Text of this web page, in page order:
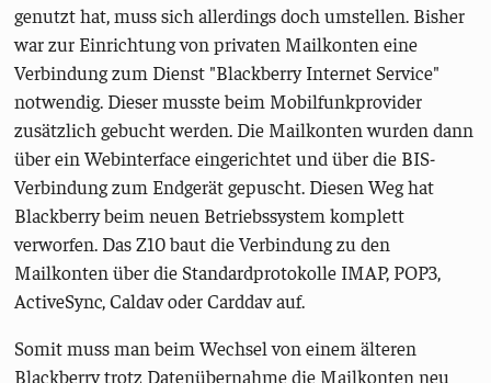
genutzt hat, muss sich allerdings doch umstellen. Bisher
war zur Einrichtung von privaten Mailkonten eine
Verbindung zum Dienst "Blackberry Internet Service"
notwendig. Dieser musste beim Mobilfunkprovider
zusätzlich gebucht werden. Die Mailkonten wurden dann
über ein Webinterface eingerichtet und über die BIS-
Verbindung zum Endgerät gepuscht. Diesen Weg hat
Blackberry beim neuen Betriebssystem komplett
verworfen. Das Z10 baut die Verbindung zu den
Mailkonten über die Standardprotokolle IMAP, POP3,
ActiveSync, Caldav oder Carddav auf.
Somit muss man beim Wechsel von einem älteren
Blackberry trotz Datenübernahme die Mailkonten neu